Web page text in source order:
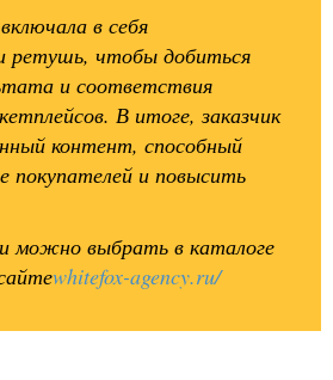
в себя
ретушь, чтобы добиться
и соответствия
В итоге, заказчик
контент, способный
покупателей и повысить
можно выбрать в каталоге
whitefox-agency.ru/